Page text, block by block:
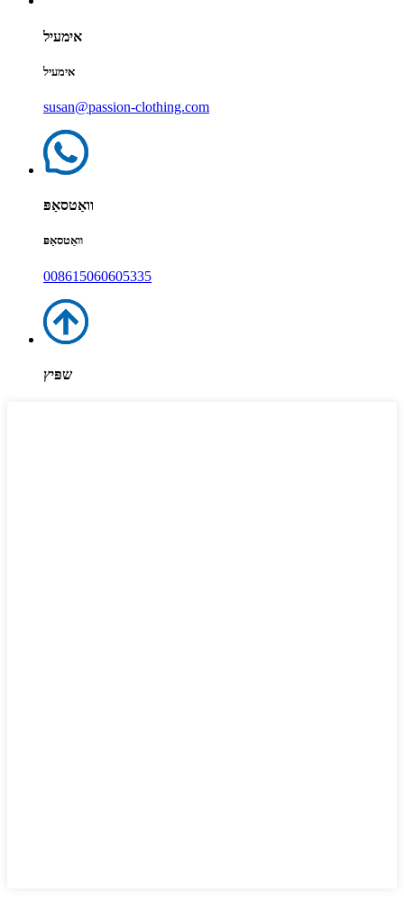
אימעיל
אימעיל
susan@passion-clothing.com
וואַטסאַפּ
וואַטסאַפּ
008615060605335
שפּיץ